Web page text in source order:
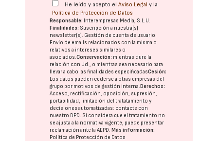
He leído y acepto elAviso Legal y la
Política de Protección de Datos
Responsable: Interempresas Media, S.L.U.
Finalidades: Suscripción a nuestra(s)
newsletter(s). Gestión de cuenta de usuario.
Envío de emails relacionados con la misma o
relativos a intereses similares o
asociados.Conservación: mientras dure la
relación con Ud., o mientras sea necesario para
llevar a cabo las finalidades especificadasCesión:
Los datos pueden cederse a otras empresas del
grupo por motivos de gestión interna.Derechos:
Acceso, rectificación, oposición, supresión,
portabilidad, limitación del tratatamiento y
decisiones automatizadas: contacte con
nuestro DPD. Si considera que el tratamiento no
se ajusta a la normativa vigente, puede presentar
reclamación ante laAEPD.Más información:
Política de Protección de Datos